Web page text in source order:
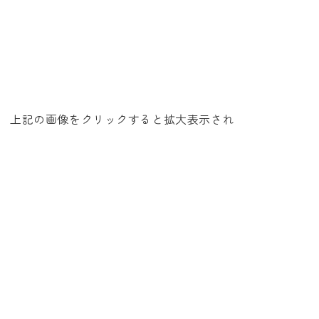
上記の画像をクリックすると拡大表示され